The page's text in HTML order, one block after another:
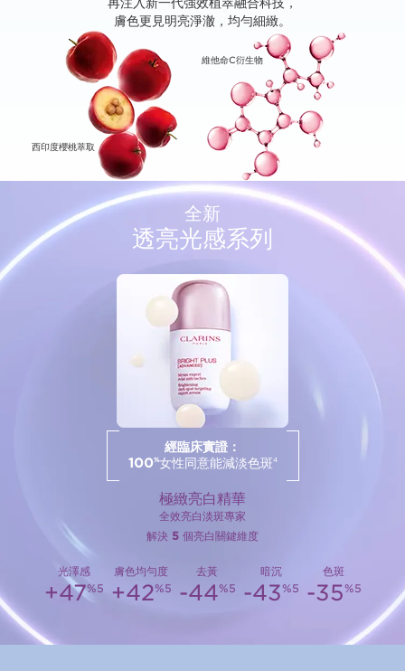
再注入新一代強效植萃融合科技，
膚色更見明亮淨澈，均勻細緻。
西印度櫻桃萃取
維他命C衍生物
全新
透亮光感系列
經臨床實證：
100%女性同意能減淡色斑4
極緻亮白精華
全效亮白淡斑專家
解決 5 個亮白關鍵維度
光澤感
+47%5
膚色均勻度
+42%5
去黃
-44%5
暗沉
-43%5
色斑
-35%5